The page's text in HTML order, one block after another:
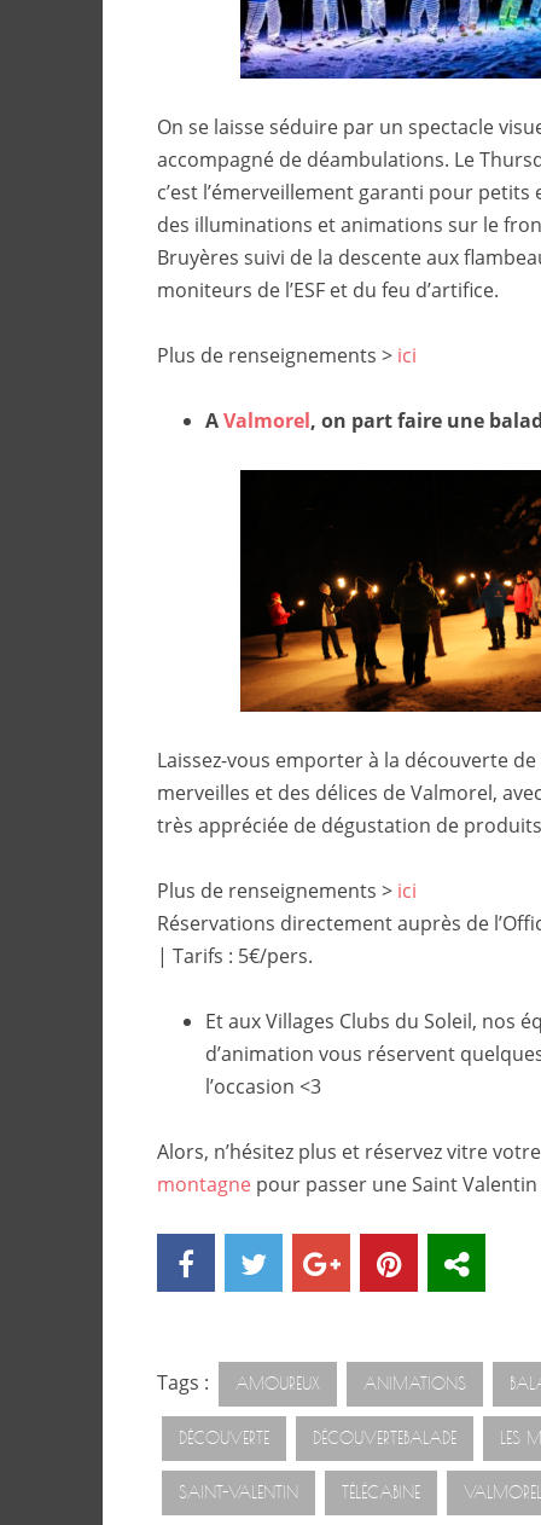
On se laisse séduire par un spectacle
accompagné de déambulations. Le
c’est l’émerveillement garanti pour petits
des illuminations et animations sur le
Bruyères suivi de la descente aux
moniteurs de l’ESF et du feu d’artifice.
Plus de renseignements > ici
AValmorel, on part faire une
Laissez-vous emporter à la découverte de
merveilles et des délices de Valmorel,
très appréciée de dégustation de
Plus de renseignements > ici
Réservations directement auprès de
| Tarifs : 5€/pers.
Et aux Villages Clubs du Soleil, nos
d’animation vous réservent
l’occasion <3
Alors, n’hésitez plus et réservez vitre
montagne pour passer une Saint
Tags : AMOUREUX ANIMATIONS
DÉCOUVERTE DÉCOUVERTEBALADE LES
SAINT-VALENTIN TÉLÉCABINE VALMOREL